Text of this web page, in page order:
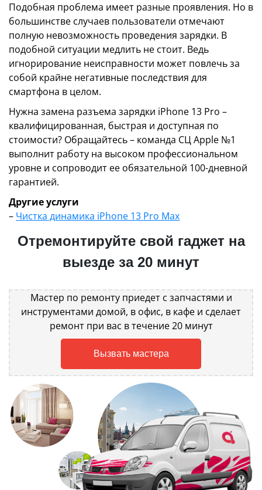
Подобная проблема имеет разные проявления. Но в
большинстве случаев пользователи отмечают
полную невозможность проведения зарядки. В
подобной ситуации медлить не стоит. Ведь
игнорирование неисправности может повлечь за
собой крайне негативные последствия для
смартфона в целом.
Нужна замена разъема зарядки iPhone 13 Pro –
квалифицированная, быстрая и доступная по
стоимости? Обращайтесь – команда СЦ Apple №1
выполнит работу на высоком профессиональном
уровне и сопроводит ее обязательной 100-дневной
гарантией.
Другие услуги
– Чистка динамика iPhone 13 Pro Max
Отремонтируйте свой гаджет на
выезде за 20 минут
Мастер по ремонту приедет с запчастями и
инструментами домой, в офис, в кафе и сделает
ремонт при вас в течение 20 минут
Вызвать мастера